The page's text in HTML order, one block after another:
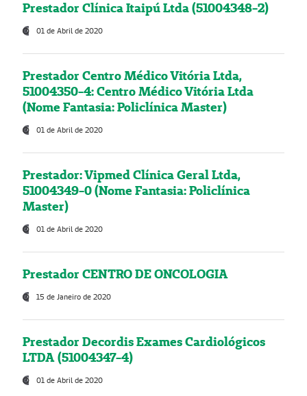
Prestador Clínica Itaipú Ltda (51004348-2)
01 de Abril de 2020
Prestador Centro Médico Vitória Ltda,
51004350-4: Centro Médico Vitória Ltda
(Nome Fantasia: Policlínica Master)
01 de Abril de 2020
Prestador: Vipmed Clínica Geral Ltda,
51004349-0 (Nome Fantasia: Policlínica
Master)
01 de Abril de 2020
Prestador CENTRO DE ONCOLOGIA
15 de Janeiro de 2020
Prestador Decordis Exames Cardiológicos
LTDA (51004347-4)
01 de Abril de 2020